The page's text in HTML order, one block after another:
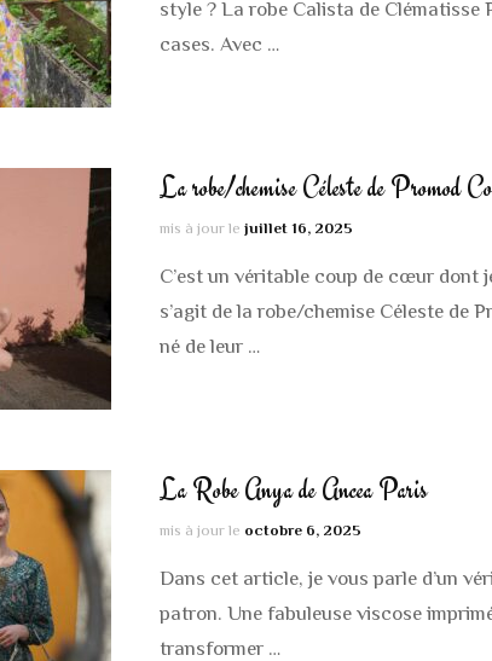
style ? La robe Calista de Clématisse
cases. Avec …
La robe/chemise Céleste de Promod
mis à jour le juillet 16, 2025
C’est un véritable coup de cœur dont
s’agit de la robe/chemise Céleste de
né de leur …
La Robe Anya de Ancea Paris
mis à jour le octobre 6, 2025
Dans cet article, je vous parle d’un
patron. Une fabuleuse viscose
transformer …